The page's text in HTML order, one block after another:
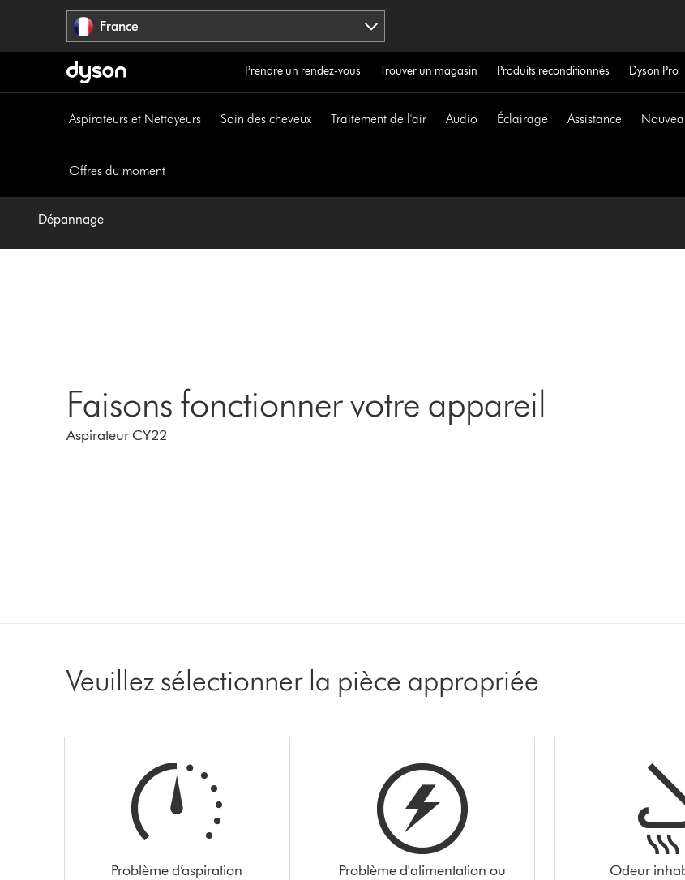
France
Prendre un rendez-vous Trouver un magasin Produits reconditionnés Dyson Pro
Aspirateurs et Nettoyeurs Soin des cheveux Traitement de l'air Audio Éclairage Assistance
Offres du moment
Dépannage
Faisons fonctionner votre appareil
Aspirateur CY22
Veuillez sélectionner la pièce appropriée
Problème d’aspiration
Problème d'alimentation ou
Odeur